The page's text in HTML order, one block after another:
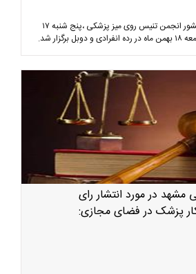
مسابقات تیمی قهرمانی کشور انجمن تنیس روی میز پزشکی ،پنج شنبه ۱۷
شد.
مشهد در مورد انتشار رای
پزشک در فضای مجازی: